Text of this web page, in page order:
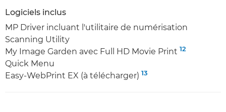
Logiciels inclus
MP Driver incluant l'utilitaire de numérisation
Scanning Utility
My Image Garden avec Full HD Movie Print 12
Quick Menu
Easy-WebPrint EX (à télécharger) 13